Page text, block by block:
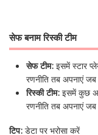
सेफ बनाम रिस्की टीम
सेफ टीम: इसमें स्टार
रणनीति तब अपनाएं
रिस्की टीम: इसमें कुछ
रणनीति तब अपनाएं
टिप: डेटा पर भरोसा करें